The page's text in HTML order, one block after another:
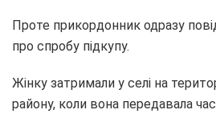
Проте прикордонник одразу
про спробу підкупу.
Жінку затримали у селі на
району, коли вона передавала